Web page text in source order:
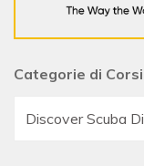
Categorie di Corsi